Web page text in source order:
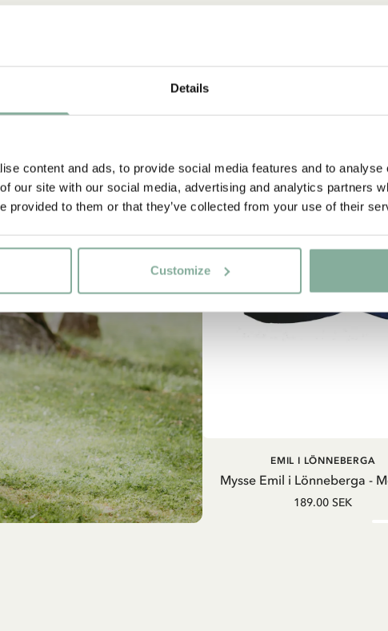
Details
content and ads, to provide social media features and to
our site with our social media, advertising and analytics partners
provided to them or that they’ve collected from your use of their
Customize
LÄGG I VARUKORG
Mysse Emil i Lönneberga -
EMIL I LÖNNEBERGA
189.00 SEK